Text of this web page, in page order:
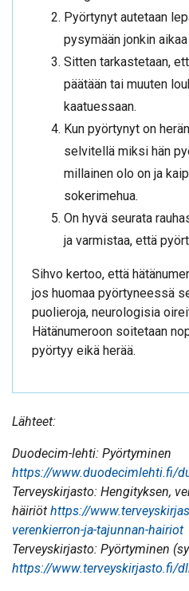
Pyörtynyt autetaan
pysymään jonkin
Sitten tarkastetaan,
päätään tai muuten
kaatuessaan.
Kun pyörtynyt on
selvitellä miksi hän
millainen olo on ja
sokerimehua.
On hyvä seurata
ja varmistaa, että
Sihvo kertoo, että
jos huomaa pyörtyneessä
puolieroja, neurologisia
Hätänumeroon soitetaan
pyörtyy eikä herää.
Lähteet:
Duodecim-lehti: Pyörtyminen
https://www.duodecimlehti.fi/
Terveyskirjasto: Hengityksen,
häiriöt https://
verenkierron-ja-tajunnan-hairiot
Terveyskirjasto: Pyörtyminen
https://www.terveyskirjasto.fi/